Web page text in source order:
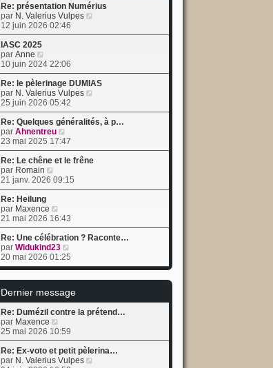
Re: présentation Numérius
par N. Valerius Vulpes
n
t
e
e
d
n
m
a
g
12 juin 2026 02:46
IASC 2025
par Anne
o
n
s
u
l
t
e
r
l
e
d
e
r
n
i
e
r
m
e
s
s
a
10 juin 2024 22:06
Re: le pèlerinage DUMIAS
par N. Valerius Vulpes
n
s
t
e
n
i
m
a
g
25 juin 2026 05:42
Re: Quelques généralités, à p…
par Ahnentreu
o
n
s
l
t
l
e
d
e
r
n
r
m
e
s
a
g
e
23 mai 2025 17:47
Re: Le chêne et le frêne
par Romain
o
n
u
l
t
e
r
l
e
r
n
i
e
r
m
e
s
21 janv. 2026 09:15
Re: Heilung
par Maxence
o
n
s
u
l
t
l
e
d
r
n
i
e
21 mai 2026 16:43
Re: Une célébration ? Raconte…
par Widukind23
n
l
t
e
e
d
e
20 mai 2026 01:25
Dernier message
Re: Dumézil contre la prétend…
par Maxence
o
n
s
u
25 mai 2026 10:59
Re: Ex-voto et petit pèlerina…
par N. Valerius Vulpes